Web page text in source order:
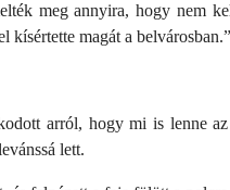
meg annyira, hogy nem
kísértette magát a belvárosban.”
arról, hogy mi is lenne
lett.